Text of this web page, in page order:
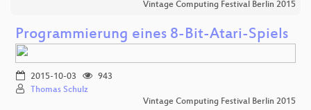
Vintage Computing Festival Berlin 2015
Programmierung eines 8-Bit-Atari-Spiels
2015-10-03
943
Thomas Schulz
Vintage Computing Festival Berlin 2015